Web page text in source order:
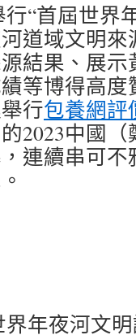
“首屆世界
道域文明
結果、展
等博得高
行包養網評
2023中國
連續串可
界年夜河文